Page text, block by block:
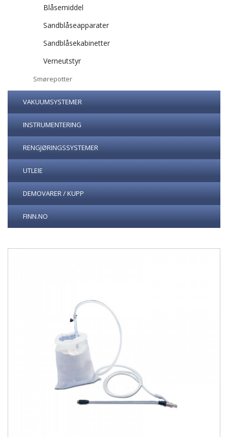
Blåsemiddel
Sandblåseapparater
Sandblåsekabinetter
Verneutstyr
Smørepotter
VAKUUMSYSTEMER
INSTRUMENTERING
RENGJØRINGSSYSTEMER
UTLEIE
DEMOVARER / KUPP
FINN.NO